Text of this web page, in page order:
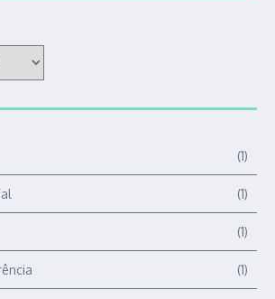
(1)
(1)
(1)
(1)